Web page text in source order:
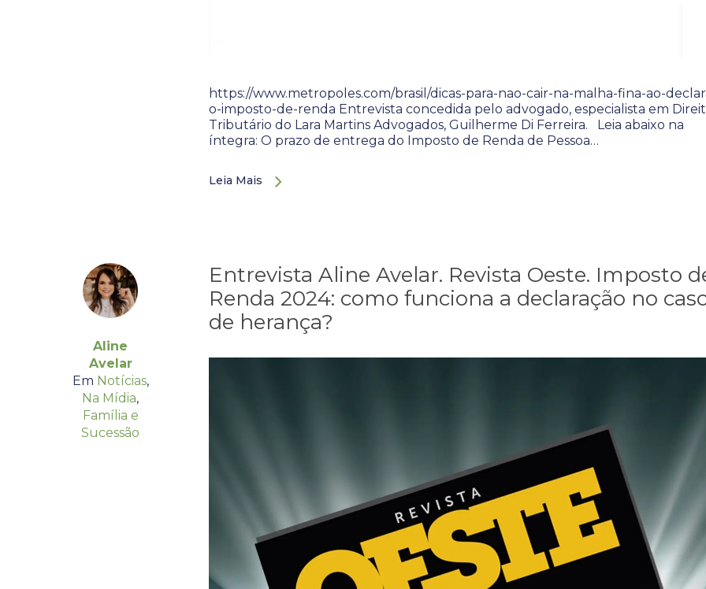
https://www.metropoles.com/brasil/dicas-para-nao-cair-na-malha-fina-ao-
o-imposto-de-renda Entrevista concedida pelo advogado, especialista em
Tributário do Lara Martins Advogados, Guilherme Di Ferreira. Leia abaixo na
íntegra: O prazo de entrega do Imposto de Renda de Pessoa…
Leia Mais
Aline
Avelar
Em Notícias,
Na Mídia,
Família e
Sucessão
Entrevista Aline Avelar. Revista Oeste. Imposto
Renda 2024: como funciona a declaração no
de herança?